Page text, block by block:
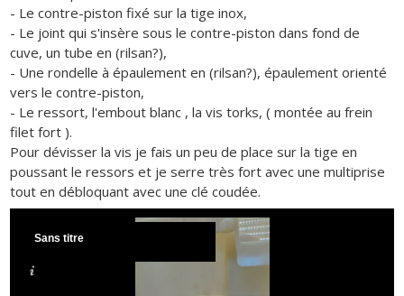
- Le contre-piston fixé sur la tige inox,
- Le joint qui s'insère sous le contre-piston dans fond de
cuve, un tube en (rilsan?),
- Une rondelle à épaulement en (rilsan?), épaulement orienté
vers le contre-piston,
- Le ressort, l'embout blanc , la vis torks, ( montée au frein
filet fort ).
Pour dévisser la vis je fais un peu de place sur la tige en
poussant le ressors et je serre très fort avec une multiprise
tout en débloquant avec une clé coudée.
Sans titre